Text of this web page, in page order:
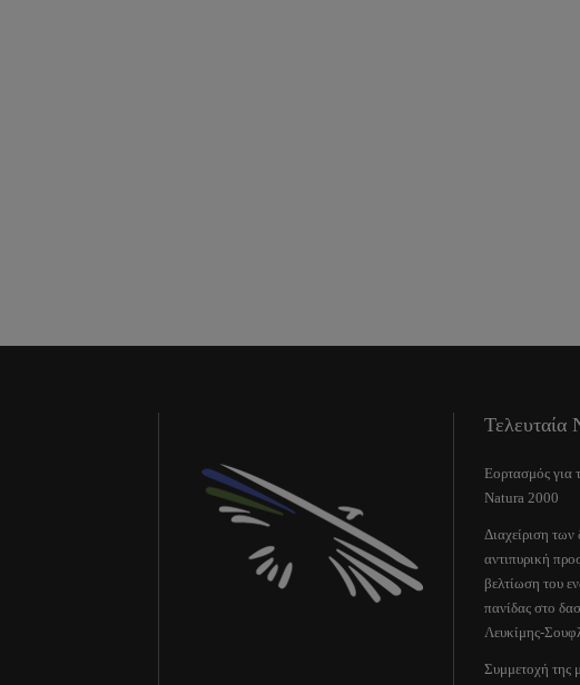
Τελευταία
Εορτασμός για
Natura 2000
Διαχείριση
αντιπυρική
βελτίωση του
πανίδας στο
Λευκίμης-
Συμμετοχή της